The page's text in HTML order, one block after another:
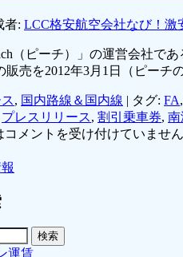
者: LCC格安航空会社なび！激
（ピーチ）」の運営会社で
販売を2012年3月1日（ピー
, 国内路線＆国内線 | タグ: FA,
プレスリリース, 割引乗車券, 南
コメントを受け付けていません